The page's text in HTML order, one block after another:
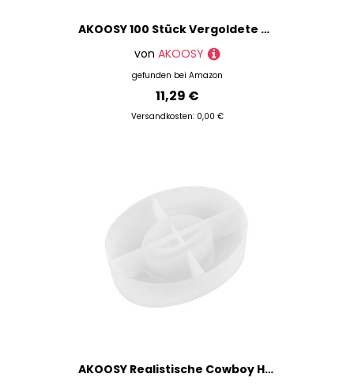
AKOOSY 100 Stück Vergoldete Schneeflocken abstandshalter Perlen für Schmuckherstellung DIY Armbänder Halsketten Vielseitig Einsetzbar Eleganter Look
von AKOOSY
gefunden bei Amazon
11,29 €
Versandkosten: 0,00 €
AKOOSY Realistische Cowboy Hut Silikonform Epoxidharz Schmuckhalter Tablett Flexible Gießform für Weihnachtsdekoration Kunsthandwerk Dessert Präsentation Langlebig und Vielseitig